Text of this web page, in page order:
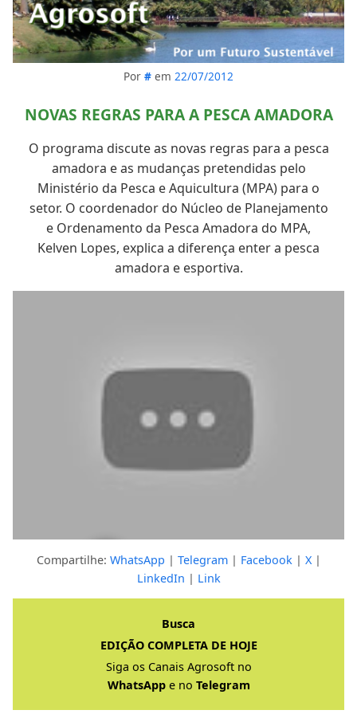
Por # em 22/07/2012
NOVAS REGRAS PARA A PESCA AMADORA
O programa discute as novas regras para a pesca
amadora e as mudanças pretendidas pelo
Ministério da Pesca e Aquicultura (MPA) para o
setor. O coordenador do Núcleo de Planejamento
e Ordenamento da Pesca Amadora do MPA,
Kelven Lopes, explica a diferença enter a pesca
amadora e esportiva.
Clique para ver a resposta completa
Compartilhe: WhatsApp | Telegram| Facebook | X|
LinkedIn | Link
Busca
EDIÇÃO COMPLETA DE HOJE
Siga os Canais Agrosoft no
WhatsAppe no Telegram